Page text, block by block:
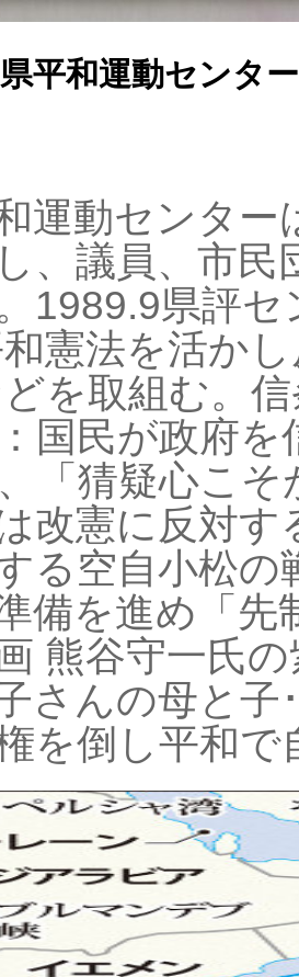
平和運動センタ
運動センタ
、議員、市
1989.9県評
憲法を活か
を取組む。
国民が政府
「猜疑心こ
改憲に反対
る空自小松
準備を進め「
熊谷守一氏
さんの母と子
を倒し平和